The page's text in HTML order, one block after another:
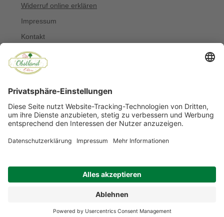
Widerruf online erklären
Impressum
Kontakt
Über uns
Allergiker
© Copyright 2022 Obstland Ehlers
Noch sind keine Bewertungen vorhanden.